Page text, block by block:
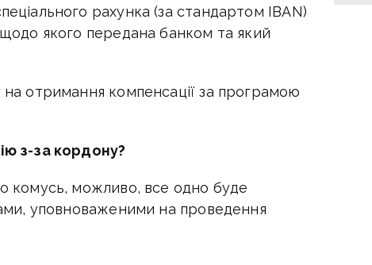
рахунка (за стандартом IBAN)
якого передана банком та який
отримання компенсації за програмою
з-за кордону?
комусь, можливо, все одно буде
уповноваженими на проведення